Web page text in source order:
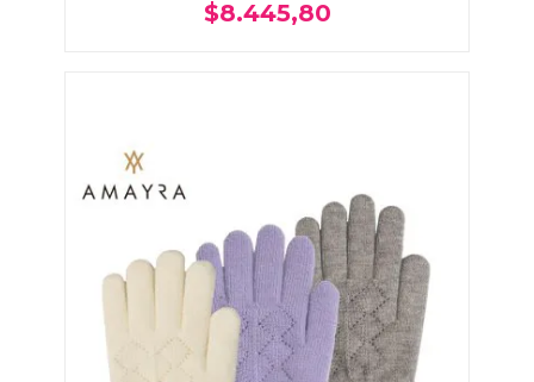
$8.445,80